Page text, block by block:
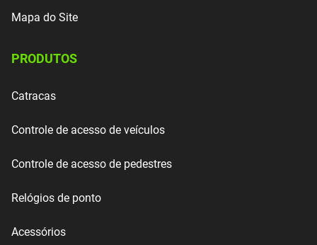
Mapa do Site
PRODUTOS
Catracas
Controle de acesso de veículos
Controle de acesso de pedestres
Relógios de ponto
Acessórios